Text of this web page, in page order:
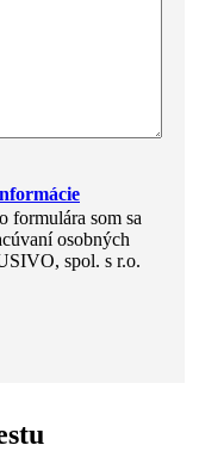
formulára som sa
osobných
spol. s r.o.